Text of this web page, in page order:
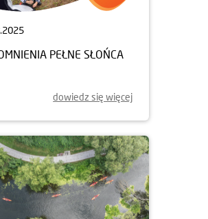
PEŁNE SŁOŃCA
dowiedz się więcej